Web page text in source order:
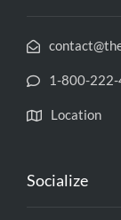
1-800-
Location
Socialize